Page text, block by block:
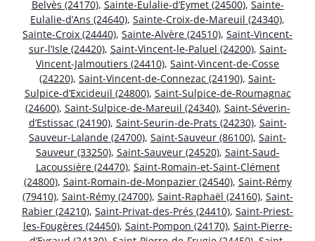
Belvès (24170), Sainte-Eulalie-d’Eymet (24500), Sainte-
Eulalie-d’Ans (24640), Sainte-Croix-de-Mareuil (24340),
Sainte-Croix (24440), Sainte-Alvère (24510), Saint-Vincent-
sur-l’Isle (24420), Saint-Vincent-le-Paluel (24200), Saint-
Vincent-Jalmoutiers (24410), Saint-Vincent-de-Cosse
(24220), Saint-Vincent-de-Connezac (24190), Saint-
Sulpice-d’Excideuil (24800), Saint-Sulpice-de-Roumagnac
(24600), Saint-Sulpice-de-Mareuil (24340), Saint-Séverin-
d’Estissac (24190), Saint-Seurin-de-Prats (24230), Saint-
Sauveur-Lalande (24700), Saint-Sauveur (86100), Saint-
Sauveur (33250), Saint-Sauveur (24520), Saint-Saud-
Lacoussière (24470), Saint-Romain-et-Saint-Clément
(24800), Saint-Romain-de-Monpazier (24540), Saint-Rémy
(79410), Saint-Rémy (24700), Saint-Raphaël (24160), Saint-
Rabier (24210), Saint-Privat-des-Prés (24410), Saint-Priest-
les-Fougères (24450), Saint-Pompon (24170), Saint-Pierre-